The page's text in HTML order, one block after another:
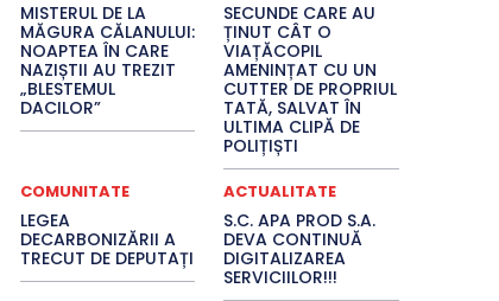
MISTERUL DE LA
MĂGURA CĂLANULUI:
NOAPTEA ÎN CARE
NAZIȘTII AU TREZIT
„BLESTEMUL
DACILOR”
SECUNDE CARE AU
ȚINUT CÂT O
VIAȚĂCOPIL
AMENINȚAT CU UN
CUTTER DE PROPRIUL
TATĂ, SALVAT ÎN
ULTIMA CLIPĂ DE
POLIȚIȘTI
COMUNITATE
LEGEA
DECARBONIZĂRII A
TRECUT DE DEPUTAȚI
ACTUALITATE
S.C. APA PROD S.A.
DEVA CONTINUĂ
DIGITALIZAREA
SERVICIILOR!!!